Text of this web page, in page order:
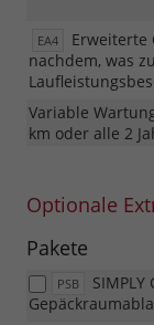
EA4
Erweiterte
nachdem, was
Variable
km oder alle 2
Optionale
Pakete
PSB
SIMPLY